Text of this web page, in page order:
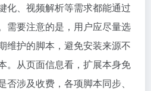
化、视频解析等需求都能通过
需要注意的是，用户应尽量选
维护的脚本，避免安装来源不
。从页面信息看，扩展本身免
涉及收费，各项脚本同步、